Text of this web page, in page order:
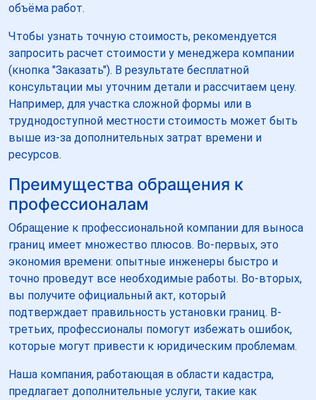
объёма работ.
Чтобы узнать точную стоимость, рекомендуется
запросить расчет стоимости у менеджера компании
(кнопка "Заказать"). В результате бесплатной
консультации мы уточним детали и рассчитаем цену.
Например, для участка сложной формы или в
труднодоступной местности стоимость может быть
выше из-за дополнительных затрат времени и
ресурсов.
Преимущества обращения к
профессионалам
Обращение к профессиональной компании для выноса
границ имеет множество плюсов. Во-первых, это
экономия времени: опытные инженеры быстро и
точно проведут все необходимые работы. Во-вторых,
вы получите официальный акт, который
подтверждает правильность установки границ. В-
третьих, профессионалы помогут избежать ошибок,
которые могут привести к юридическим проблемам.
Наша компания, работающая в области кадастра,
предлагает дополнительные услуги, такие как